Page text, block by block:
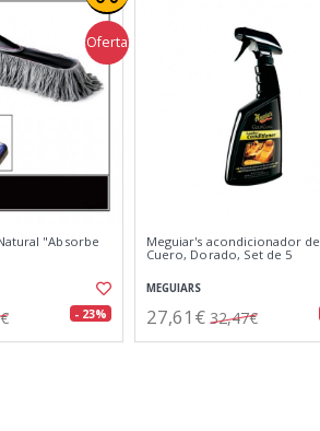
Oferta
"Absorbe
- 23%
Meguiar's acondicionador de
Cuero, Dorado, Set de 5
MEGUIARS
27,61€ 32,47€